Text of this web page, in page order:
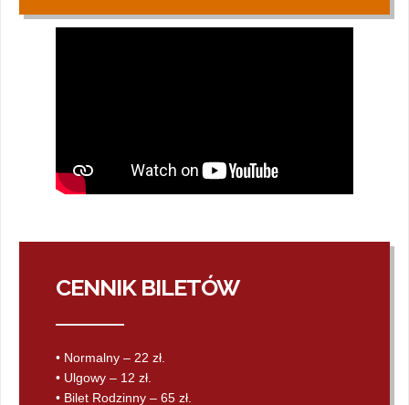
CENNIK BILETÓW
• Normalny – 22 zł.
• Ulgowy – 12 zł.
• Bilet Rodzinny – 65 zł.